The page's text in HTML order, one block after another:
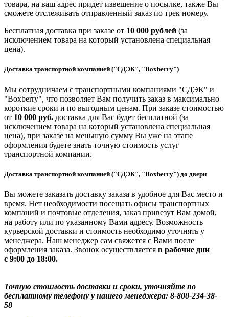
товара, на ваш адрес придет извещение о посылке, также Вы
сможете отслеживать отправленный заказ по трек номеру.
Бесплатная доставка при заказе от 10 000 рублей (за
исключением товара на который установлена специальная
цена).
Доставка транспортной компанией ("СДЭК", "Boxberry")
Мы сотрудничаем с транспортными компаниями "СДЭК" и
"Boxberry", что позволяет Вам получить заказ в максимально
короткие сроки и по выгодным ценам. При заказе стоимостью
от 10 000 руб. доставка для Вас будет бесплатной (за
исключением товара на который установлена специальная
цена), при заказе на меньшую сумму Вы уже на этапе
оформления будете знать точную стоимость услуг
транспортной компании.
Доставка транспортной компанией ("СДЭК", "Boxberry") до двери
Вы можете заказать доставку заказа в удобное для Вас место и
время. Нет необходимости посещать офисы транспортных
компаний и почтовые отделения, заказ привезут Вам домой,
на работу или по указанному Вами адресу. Возможность
курьерской доставки и стоимость необходимо уточнять у
менеджера. Наш менеджер сам свяжется с Вами после
оформления заказа. Звонок осуществляется в рабочие дни
с 9:00 до 18:00.
Точную стоимость доставки и сроки, уточняйте по
бесплатному телефону у нашего менеджера: 8-800-234-38-
58